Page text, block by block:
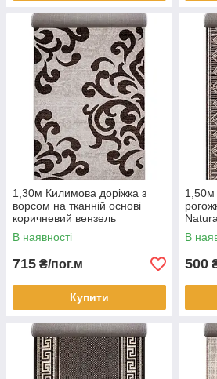
1,30м Килимова доріжка з
ворсом на тканній основі
коричневий вензель
Cappuccino 16028/118
В наявності
715 ₴/пог.м
Купити
1,50м
В
500